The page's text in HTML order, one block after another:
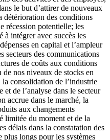
le but d’attirer de nouveaux
détérioration des conditions
récession potentielle; les
à intégrer avec succès les
en capital et l’ampleur
secteurs des communications
de coûts aux conditions
nos niveaux de stocks en
consolidation de l’industrie
de l’analyse dans le secteur
accrue dans le marché, la
aux changements
limitée du moment et de la
délais dans la constatation des
plus longs pour les systèmes